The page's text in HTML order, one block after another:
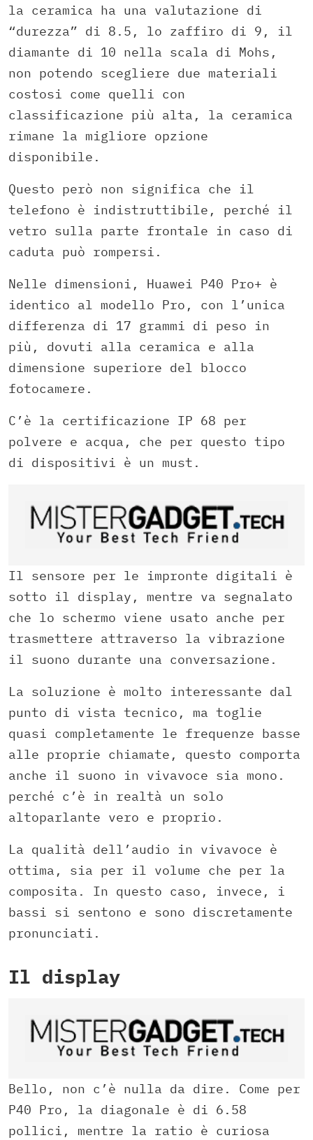
la ceramica ha una valutazione di
“durezza” di 8.5, lo zaffiro di 9, il
diamante di 10 nella scala di Mohs,
non potendo scegliere due materiali
costosi come quelli con
classificazione più alta, la ceramica
rimane la migliore opzione
disponibile.
Questo però non significa che il
telefono è indistruttibile, perché il
vetro sulla parte frontale in caso di
caduta può rompersi.
Nelle dimensioni, Huawei P40 Pro+ è
identico al modello Pro, con l’unica
differenza di 17 grammi di peso in
più, dovuti alla ceramica e alla
dimensione superiore del blocco
fotocamere.
C’è la certificazione IP 68 per
polvere e acqua, che per questo tipo
di dispositivi è un must.
Il sensore per le impronte digitali è
sotto il display, mentre va segnalato
che lo schermo viene usato anche per
trasmettere attraverso la vibrazione
il suono durante una conversazione.
La soluzione è molto interessante dal
punto di vista tecnico, ma toglie
quasi completamente le frequenze basse
alle proprie chiamate, questo comporta
anche il suono in vivavoce sia mono.
perché c’è in realtà un solo
altoparlante vero e proprio.
La qualità dell’audio in vivavoce è
ottima, sia per il volume che per la
composita. In questo caso, invece, i
bassi si sentono e sono discretamente
pronunciati.
Il display
Bello, non c’è nulla da dire. Come per
P40 Pro, la diagonale è di 6.58
pollici, mentre la ratio è curiosa